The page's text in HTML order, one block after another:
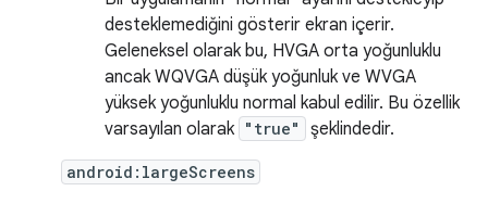
desteklemediğini gösterir ekran içerir.
Geleneksel olarak bu, HVGA orta yoğunluklu
ancak WQVGA düşük yoğunluk ve WVGA
yüksek yoğunluklu normal kabul edilir. Bu özellik
varsayılan olarak "true" şeklindedir.
android:largeScreens